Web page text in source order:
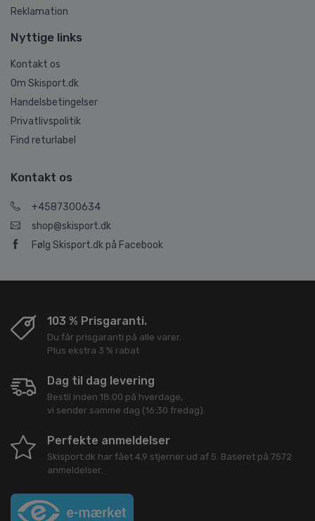
Reklamation
Nyttige links
Kontakt os
Om Skisport.dk
Handelsbetingelser
Privatlivspolitik
Find returlabel
Kontakt os
+4587300634
shop@skisport.dk
Følg Skisport.dk på Facebook
103 % Prisgaranti.
Du får prisgaranti på alle varer.
Plus ekstra 3 % rabat
Dag til dag levering
Bestil inden 18:00 på hverdage,
vi sender samme dag (16:30 fredag).
Perfekte anmeldelser
Skisport.dk har fået 4,9 stjerner ud af 5. Baseret på 7572
anmeldelser.